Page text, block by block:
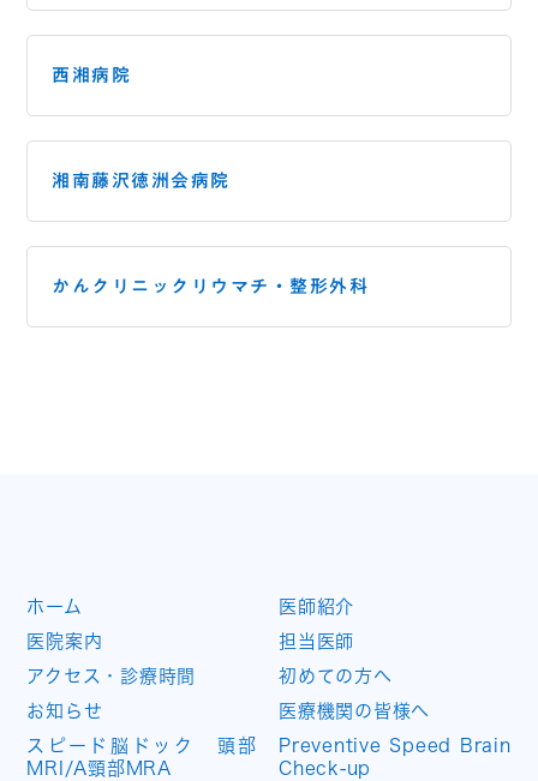
西湘病院
湘南藤沢徳洲会病院
かんクリニックリウマチ・ 整形外科
ホーム
医師紹介
医院案内
担当医師
アクセス・診療時間
初めての方へ
お知らせ
医療機関の皆様へ
スピード脳ドック 頭部
MRI/A頸部MRA
Preventive Speed Brain
Check-up